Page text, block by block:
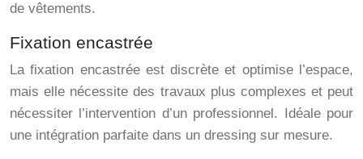
de vêtements.
Fixation encastrée
La fixation encastrée est discrète et optimise l’espace,
mais elle nécessite des travaux plus complexes et peut
nécessiter l’intervention d’un professionnel. Idéale pour
une intégration parfaite dans un dressing sur mesure.